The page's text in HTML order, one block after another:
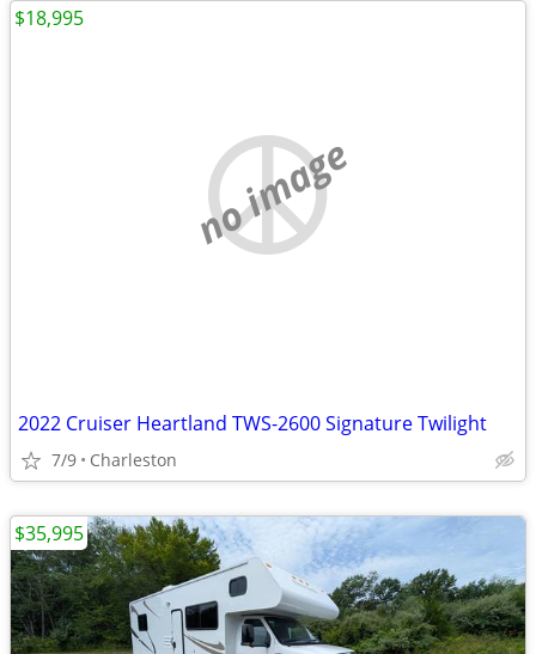
no image
2022 Cruiser Heartland TWS-2600 Signature Twilight
7/9 Charleston
$18,995
$35,995